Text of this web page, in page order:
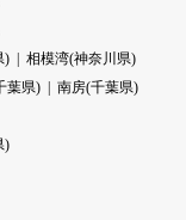
)
相模湾(神奈川県)
葉県)
南房(千葉県)
)